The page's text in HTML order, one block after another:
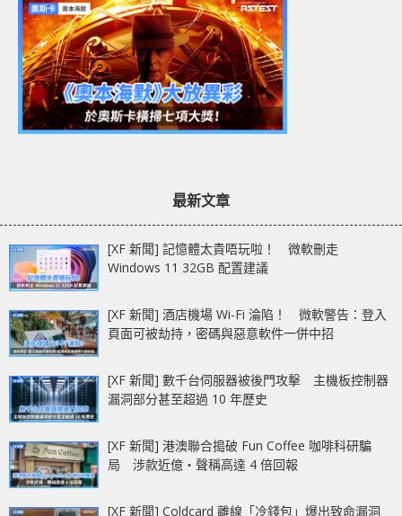
最新文章
[XF 新聞] 記憶體太貴唔玩啦！ 微軟刪走
Windows 11 32GB 配置建議
[XF 新聞] 酒店機場 Wi-Fi 淪陷！ 微軟警告：登入
頁面可被劫持，密碼與惡意軟件一併中招
[XF 新聞] 數千台伺服器被後門攻擊 主機板控制器
漏洞部分甚至超過 10 年歷史
[XF 新聞] 港澳聯合搗破 Fun Coffee 咖啡科研騙
局 涉款近億‧聲稱高達 4 倍回報
[XF 新聞] Coldcard 離線「冷錢包」爆出致命漏洞